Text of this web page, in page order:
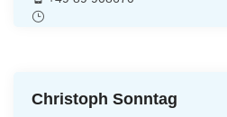
Christoph Sonntag